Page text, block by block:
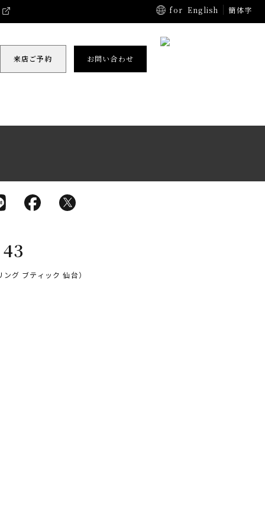
for English 簡体字
来店ご予約 お問い合わせ
グ ブティック 仙台）